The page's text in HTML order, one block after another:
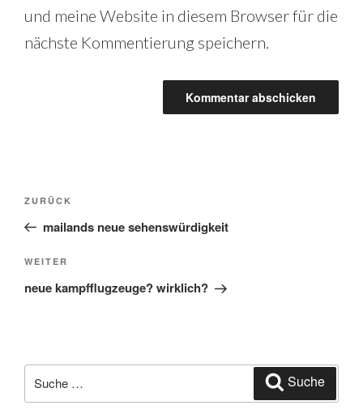
und meine Website in diesem Browser für die
nächste Kommentierung speichern.
Beitrags-
Navigation
Vorheriger
Beitrag
ZURÜCK
mailands neue sehenswürdigkeit
Nächster
Beitrag
WEITER
neue kampfflugzeuge? wirklich?
nach:
Suche